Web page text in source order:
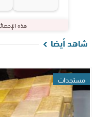
هذه
شاهد أيضا
مستجدات